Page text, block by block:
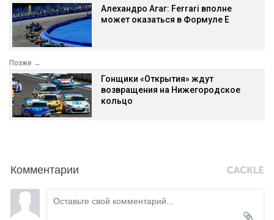
Алехандро Агаг: Ferrari вполне
может оказаться в Формуле Е
Позже →
Гонщики «Открытия» ждут
возвращения на Нижегородское
кольцо
Комментарии